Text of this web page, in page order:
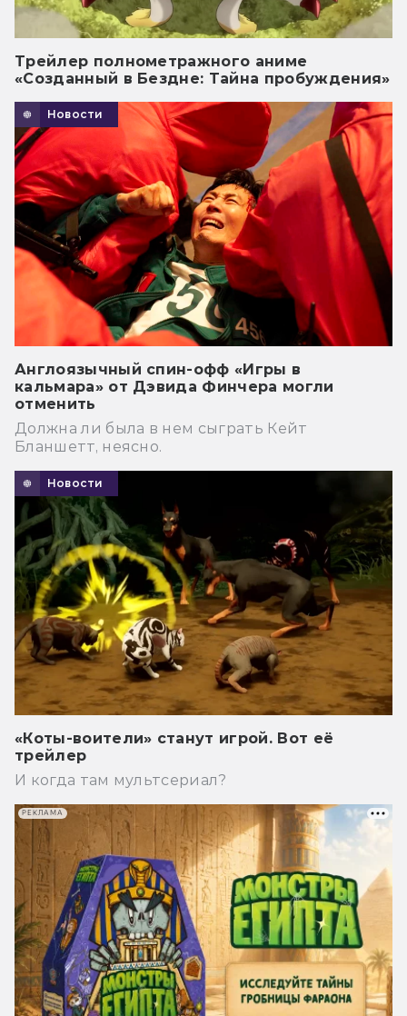
Трейлер полнометражного аниме
«Созданный в Бездне: Тайна пробуждения»
Новости
Англоязычный спин-офф «Игры в
кальмара» от Дэвида Финчера могли
отменить
Должна ли была в нем сыграть Кейт
Бланшетт, неясно.
Новости
«Коты-воители» станут игрой. Вот её
трейлер
И когда там мультсериал?
РЕКЛАМА